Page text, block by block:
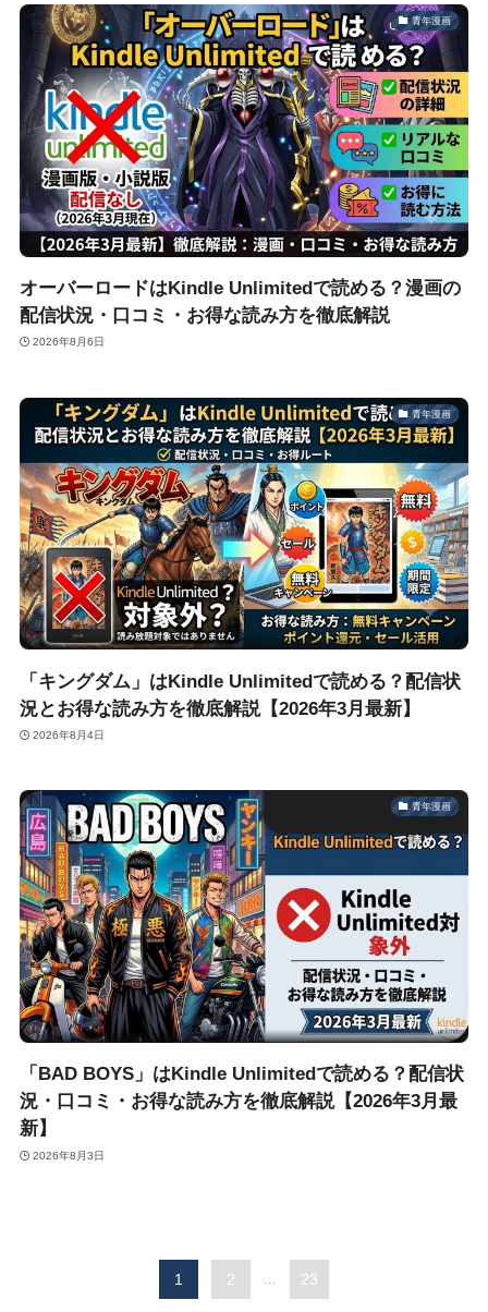
青年漫画
オーバーロードはKindle Unlimitedで読める？漫画の
配信状況・口コミ・お得な読み方を徹底解説
2026年8月6日
青年漫画
「キングダム」はKindle Unlimitedで読める？配信状
況とお得な読み方を徹底解説【2026年3月最新】
2026年8月4日
青年漫画
「BAD BOYS」はKindle Unlimitedで読める？配信状
況・口コミ・お得な読み方を徹底解説【2026年3月最
新】
2026年8月3日
1 2 ... 23